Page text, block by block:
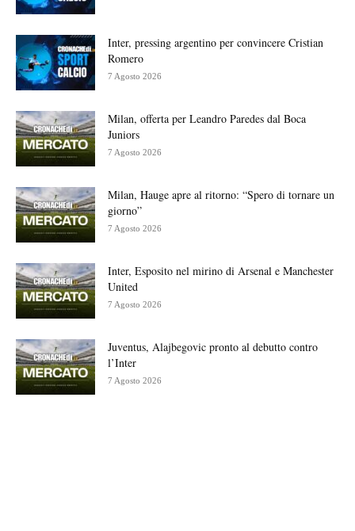
Inter, pressing argentino per convincere Cristian
Romero
7 Agosto 2026
Milan, offerta per Leandro Paredes dal Boca
Juniors
7 Agosto 2026
Milan, Hauge apre al ritorno: “Spero di tornare un
giorno”
7 Agosto 2026
Inter, Esposito nel mirino di Arsenal e Manchester
United
7 Agosto 2026
Juventus, Alajbegovic pronto al debutto contro
l’Inter
7 Agosto 2026